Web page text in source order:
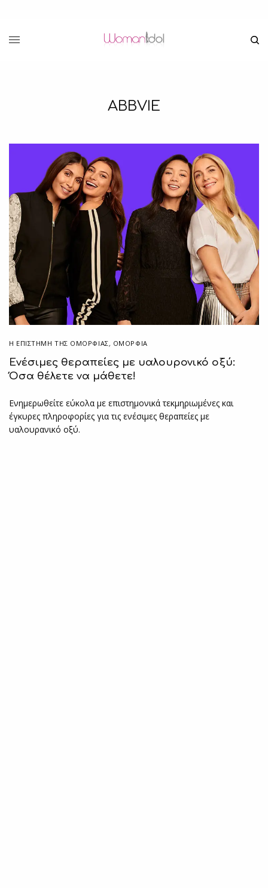
ABBVIE
Η ΕΠΙΣΤΉΜΗ ΤΗΣ ΟΜΟΡΦΙΆΣ, ΟΜΟΡΦΙΑ
Ενέσιμες θεραπείες με υαλουρονικό οξύ:
Όσα θέλετε να μάθετε!
Ενημερωθείτε εύκολα με επιστημονικά τεκμηριωμένες και
έγκυρες πληροφορίες για τις ενέσιμες θεραπείες με
υαλουρανικό οξύ.